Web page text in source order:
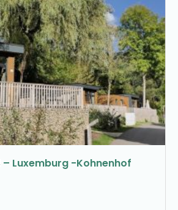
– Luxemburg -Kohnenhof